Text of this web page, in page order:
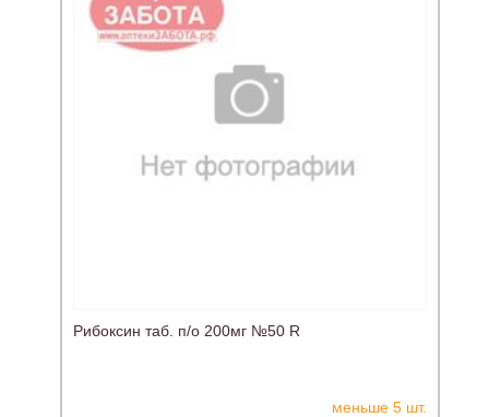
Рибоксин таб. п/о 200мг №50 R
меньше 5 шт.